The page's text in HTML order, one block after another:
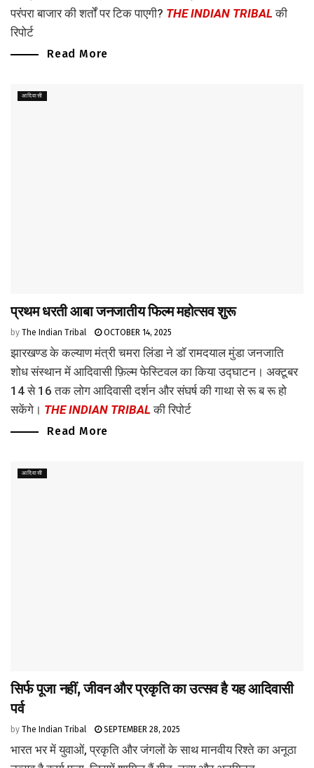
परंपरा बाजार की शर्तों पर टिक पाएगी? THE INDIAN TRIBAL की
रिपोर्ट
Read More
आदिवासी
प्रथम धरती आबा जनजातीय फिल्म महोत्सव शुरू
by The Indian Tribal OCTOBER 14, 2025
झारखण्ड के कल्याण मंत्री चमरा लिंडा ने डॉ रामदयाल मुंडा जनजाति
शोध संस्थान में आदिवासी फ़िल्म फेस्टिवल का किया उद्घाटन। अक्टूबर
14 से 16 तक लोग आदिवासी दर्शन और संघर्ष की गाथा से रू ब रू हो
सकेंगे। THE INDIAN TRIBAL की रिपोर्ट
Read More
आदिवासी
सिर्फ पूजा नहीं, जीवन और प्रकृति का उत्सव है यह आदिवासी
पर्व
by The Indian Tribal SEPTEMBER 28, 2025
भारत भर में युवाओं, प्रकृति और जंगलों के साथ मानवीय रिश्ते का अनूठा